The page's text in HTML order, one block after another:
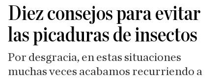
Diez consejos para evitar
las picaduras de insectos
Por desgracia, en estas situaciones
muchas veces acabamos recurriendo a